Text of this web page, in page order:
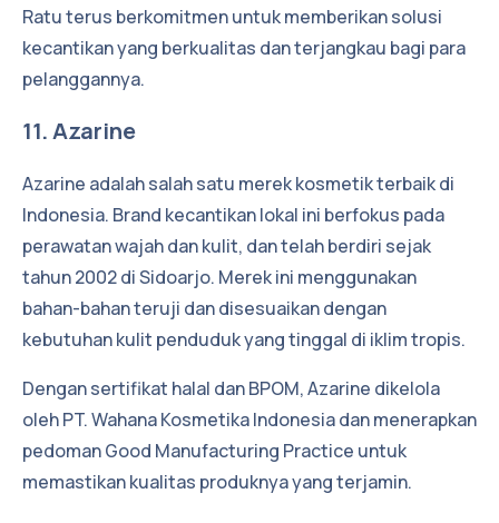
Ratu terus berkomitmen untuk memberikan solusi
kecantikan yang berkualitas dan terjangkau bagi para
pelanggannya.
11. Azarine
Azarine adalah salah satu merek kosmetik terbaik di
Indonesia. Brand kecantikan lokal ini berfokus pada
perawatan wajah dan kulit, dan telah berdiri sejak
tahun 2002 di Sidoarjo. Merek ini menggunakan
bahan-bahan teruji dan disesuaikan dengan
kebutuhan kulit penduduk yang tinggal di iklim tropis.
Dengansertifikat halal dan BPOM, Azarine dikelola
oleh PT. Wahana Kosmetika Indonesia dan menerapkan
pedoman Good Manufacturing Practice untuk
memastikan kualitas produknya yang terjamin.